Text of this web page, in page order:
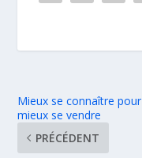
Mieux se connaître pour
mieux se vendre
PRÉCÉDENT